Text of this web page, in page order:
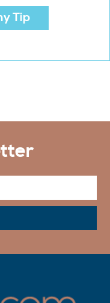
Tip